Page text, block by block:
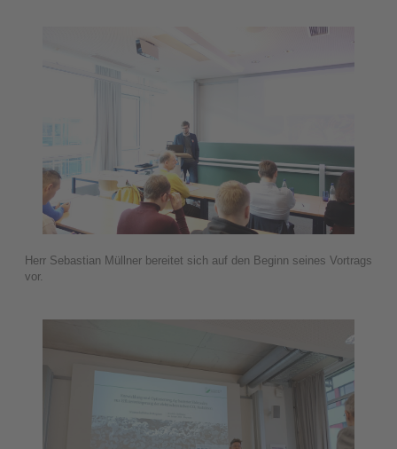
Herr Sebastian Müllner bereitet sich auf den Beginn seines Vortrags
vor.